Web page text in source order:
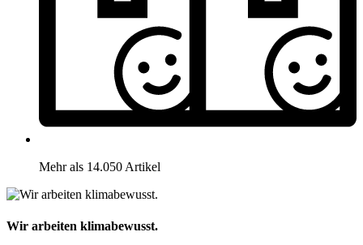
Mehr als 14.050 Artikel
Wir arbeiten klimabewusst.